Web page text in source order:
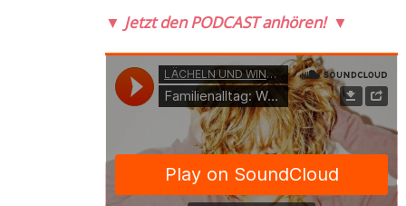
▼ Jetzt den PODCAST anhören! ▼